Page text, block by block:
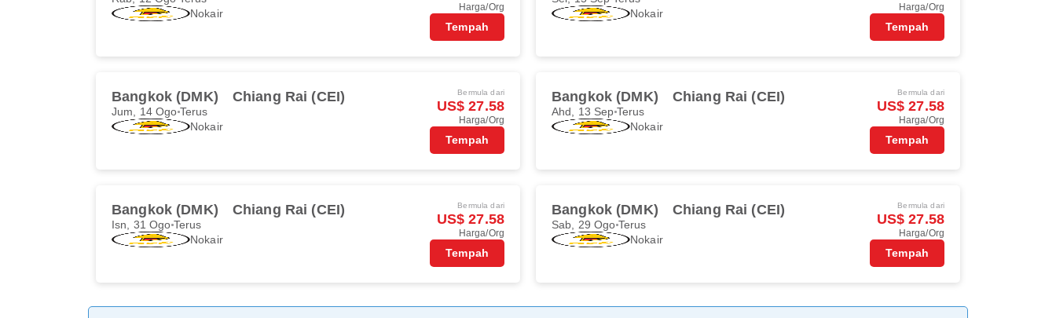
Nokair
Harga/Org
Tempah
Nokair
Harga/Org
Tempah
Bangkok (DMK) Chiang Rai (CEI)
Jum, 14 Ogo Terus
Nokair
Bermula dari
US$ 27.58
Harga/Org
Tempah
Bangkok (DMK) Chiang Rai (CEI)
Ahd, 13 Sep Terus
Nokair
Bermula dari
US$ 27.58
Harga/Org
Tempah
Bangkok (DMK) Chiang Rai (CEI)
Isn, 31 Ogo Terus
Nokair
Bermula dari
US$ 27.58
Harga/Org
Tempah
Bangkok (DMK) Chiang Rai (CEI)
Sab, 29 Ogo Terus
Nokair
Bermula dari
US$ 27.58
Harga/Org
Tempah